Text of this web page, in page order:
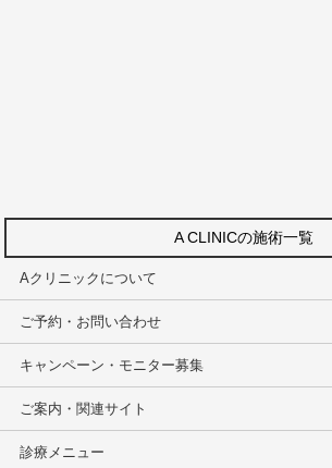
A CLINICの施術一覧
Aクリニックについて
ご予約・お問い合わせ
キャンペーン・モニター募集
ご案内・関連サイト
診療メニュー